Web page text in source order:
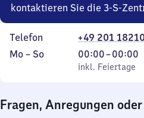
kontaktieren Sie die 3-S-
Telefon
+49 201
Montag
Mo – So,
inkl. Feiertage
00:00–00:00
Von
0
0
inkl. Feiertage
Fragen, Anregungen